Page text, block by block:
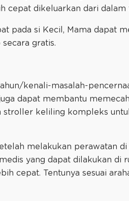
cepat dikeluarkan dari dalam
pada si Kecil, Mama dapat
gratis.
kenali-masalah-
dapat membantu
keliling kompleks
melakukan perawatan di
yang dapat dilakukan di
cepat. Tentunya sesuai